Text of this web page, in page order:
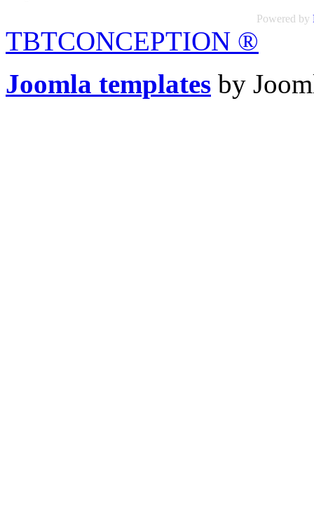
Powered by
TBTCONCEPTION ®
Joomla templates by